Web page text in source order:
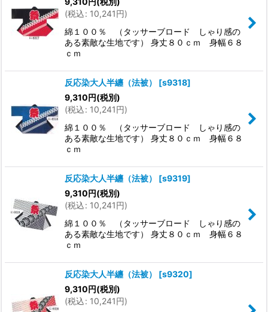
(税込: 10,241円)
綿１００％ （タッサーブロード しゃり感の
ある素敵な生地です） 身丈８０ｃｍ 身幅６８
ｃｍ
反応染大人半纏（法被） [s9318]
9,310円(税別)
(税込: 10,241円)
綿１００％ （タッサーブロード しゃり感の
ある素敵な生地です） 身丈８０ｃｍ 身幅６８
ｃｍ
反応染大人半纏（法被） [s9319]
9,310円(税別)
(税込: 10,241円)
綿１００％ （タッサーブロード しゃり感の
ある素敵な生地です） 身丈８０ｃｍ 身幅６８
ｃｍ
反応染大人半纏（法被） [s9320]
9,310円(税別)
(税込: 10,241円)